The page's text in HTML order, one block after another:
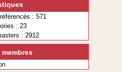
: 571
: 23
: 2912